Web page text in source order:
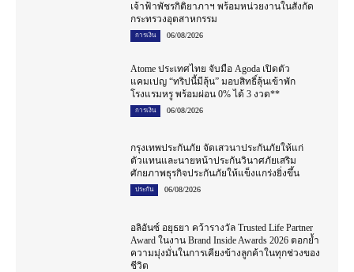
เจ้าฟ้าพัชรกิติยาภาฯ พร้อมหน่วยงานในสังกัด
กระทรวงอุตสาหกรรม
การเงิน 06/08/2026
Atome ประเทศไทย จับมือ Agoda เปิดตัว
แคมเปญ “ทริปนี้มีลุ้น” มอบสิทธิ์ลุ้นเข้าพัก
โรงแรมหรู พร้อมผ่อน 0% ได้ 3 งวด**
การเงิน 06/08/2026
กรุงเทพประกันภัย จัดเสวนาประกันภัยให้แก่
ตัวแทนและนายหน้าประกันวินาศภัยเสริม
ศักยภาพธุรกิจประกันภัยให้แข็งแกร่งยิ่งขึ้น
ประกัน 06/08/2026
อลิอันซ์ อยุธยา คว้ารางวัล Trusted Life Partner
Award ในงาน Brand Inside Awards 2026 ตอกย้ำ
ความมุ่งมั่นในการเคียงข้างลูกค้าในทุกช่วงของ
ชีวิต